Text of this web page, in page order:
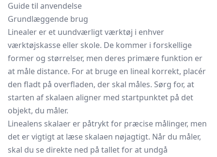
Guide til anvendelse
Grundlæggende brug
Linealer er et uundværligt værktøj i enhver
værktøjskasse eller skole. De kommer i forskellige
former og størrelser, men deres primære funktion er
at måle distance. For at bruge en lineal korrekt, placér
den fladt på overfladen, der skal måles. Sørg for, at
starten af skalaen aligner med startpunktet på det
objekt, du måler.
Linealens skalaer er påtrykt for præcise målinger, men
det er vigtigt at læse skalaen nøjagtigt. Når du måler,
skal du se direkte ned på tallet for at undgå